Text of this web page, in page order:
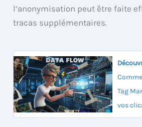
l’anonymisation peut être faite
tracas supplémentaires.
Tag
vos